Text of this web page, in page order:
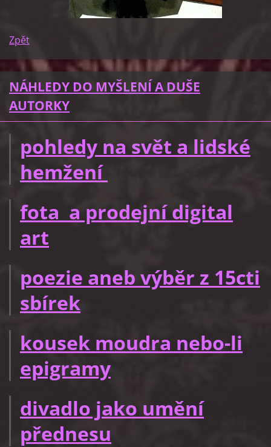
Zpět
NÁHLEDY DO MYŠLENÍ A DUŠE
AUTORKY
pohledy na svět a lidské
hemžení
fota a prodejní digital
art
poezie aneb výběr z 15cti
sbírek
kousek moudra nebo-li
epigramy
divadlo jako umění
přednesu